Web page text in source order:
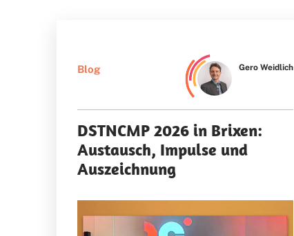
Blog Gero Weidlich
DSTNCMP 2026 in Brixen:
Austausch, Impulse und
Auszeichnung